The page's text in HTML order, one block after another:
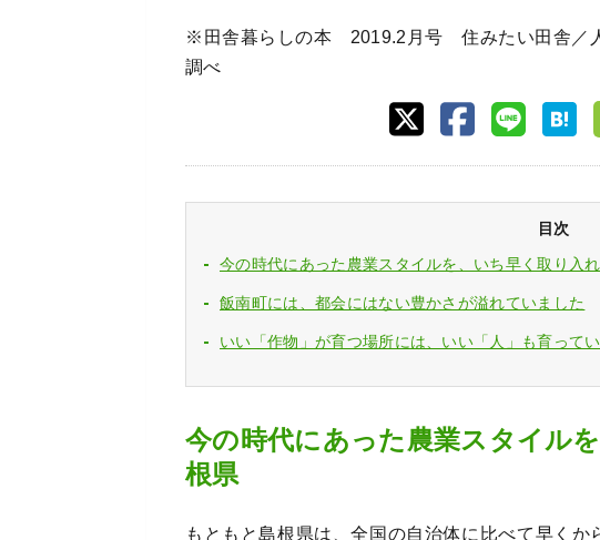
※田舎暮らしの本 2019.2月号 住みたい田舎／
調べ
目次
今の時代にあった農業スタイルを、いち早く取り入
飯南町には、都会にはない豊かさが溢れていました
いい「作物」が育つ場所には、いい「人」も育って
今の時代にあった農業スタイル
根県
もともと島根県は、全国の自治体に比べて早く